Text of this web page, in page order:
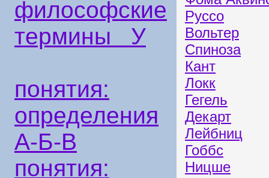
философские
термины У
понятия:
определения
А-Б-В
понятия:
Руссо
Вольтер
Спиноза
Кант
Локк
Гегель
Декарт
Лейбниц
Гоббс
Ницше